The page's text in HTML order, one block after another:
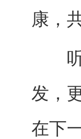
康，
听
发，
在下